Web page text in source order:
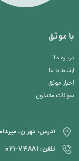
با موثق
درباره ما
ارتباط با ما
اخبار موثق
سوالات متداول
آدرس: تهران،
تلفن: ۷۴۸۸۱-۰۲۱